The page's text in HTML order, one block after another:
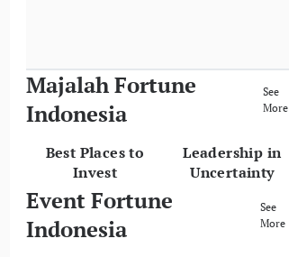
Majalah Fortune
Indonesia
See
More
Best Places to
Invest
Leadership in
Uncertainty
Event Fortune
Indonesia
See
More